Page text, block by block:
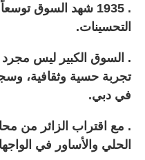
. 1935 شهد السوق
التحسينات.
. السوق الكبير ليس
تجربة حسية وثقافية،
في دبي.
. مع اقتراب الزائر من
الحلي والأساور في